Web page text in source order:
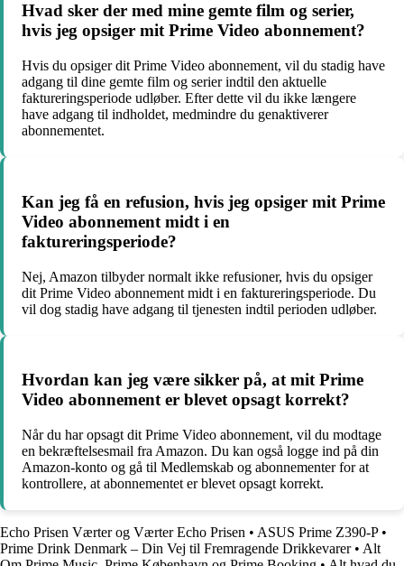
Hvad sker der med mine gemte film og serier,
hvis jeg opsiger mit Prime Video abonnement?
Hvis du opsiger dit Prime Video abonnement, vil du stadig have
adgang til dine gemte film og serier indtil den aktuelle
faktureringsperiode udløber. Efter dette vil du ikke længere
have adgang til indholdet, medmindre du genaktiverer
abonnementet.
Kan jeg få en refusion, hvis jeg opsiger mit Prime
Video abonnement midt i en
faktureringsperiode?
Nej, Amazon tilbyder normalt ikke refusioner, hvis du opsiger
dit Prime Video abonnement midt i en faktureringsperiode. Du
vil dog stadig have adgang til tjenesten indtil perioden udløber.
Hvordan kan jeg være sikker på, at mit Prime
Video abonnement er blevet opsagt korrekt?
Når du har opsagt dit Prime Video abonnement, vil du modtage
en bekræftelsesmail fra Amazon. Du kan også logge ind på din
Amazon-konto og gå til Medlemskab og abonnementer for at
kontrollere, at abonnementet er blevet opsagt korrekt.
Echo Prisen Værter og Værter Echo Prisen • ASUS Prime Z390-P•
Prime Drink Denmark – Din Vej til Fremragende Drikkevarer• Alt